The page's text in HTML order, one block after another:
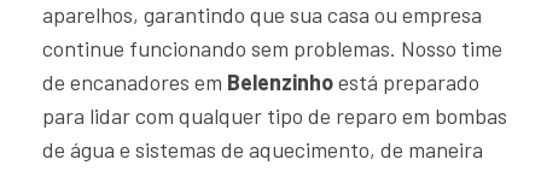
aparelhos, garantindo que sua casa ou empresa
continue funcionando sem problemas. Nosso time
de encanadores em Belenzinhoestá preparado
para lidar com qualquer tipo de reparo em bombas
de água e sistemas de aquecimento, de maneira